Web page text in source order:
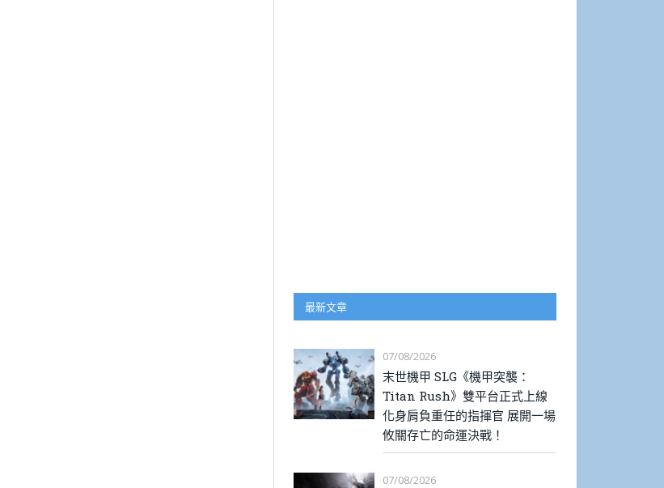
最新文章
07/08/2026
末世機甲 SLG《機甲突襲：
Titan Rush》雙平台正式上線
化身肩負重任的指揮官 展開一場
攸關存亡的命運決戰！
07/08/2026